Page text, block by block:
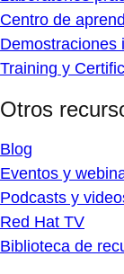
Centro de
Demostraciones
Training y
Otros
Blog
Eventos y
Podcasts y
Red Hat TV
Biblioteca de